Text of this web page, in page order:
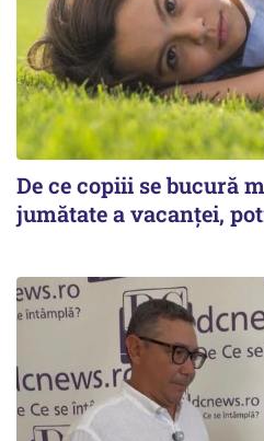
De ce copiii se bucură
jumătate a vacanței,